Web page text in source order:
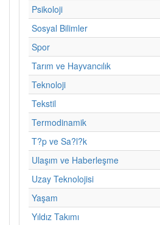
Psikoloji
Sosyal Bilimler
Spor
Tarım ve Hayvancılık
Teknoloji
Tekstil
Termodinamik
T?p ve Sa?l?k
Ulaşım ve Haberleşme
Uzay Teknolojisi
Yaşam
Yıldız Takımı